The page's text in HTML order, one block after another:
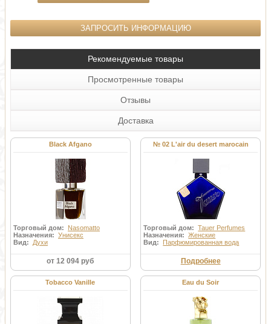
ЗАПРОСИТЬ ИНФОРМАЦИЮ
Рекомендуемые товары
Просмотренные товары
Отзывы
Доставка
Black Afgano
Торговый дом: Nasomatto
Назначения: Унисекс
Вид: Духи
от 12 094 руб
№ 02 L'air du desert marocain
Торговый дом:Tauer Perfumes
Назначения:Женские
Вид: Парфюмированная вода
Подробнее
Tobacco Vanille Eau du Soir